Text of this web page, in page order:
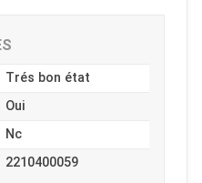
Trés bon état
Oui
Nc
2210400059